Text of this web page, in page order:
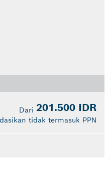
Dari 201.500 IDR
tidak termasuk PPN